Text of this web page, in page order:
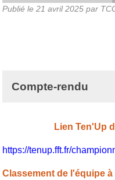
Publié le 21 avril 2025 par
Compte-rendu
Lien Ten'Up
https://tenup.fft.fr/
Classement de l'équipe